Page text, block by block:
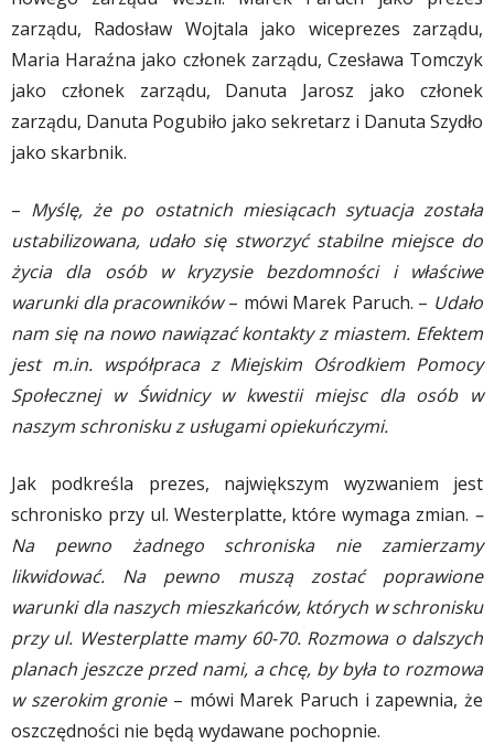
zarządu, Radosław Wojtala jako wiceprezes zarządu,
Maria Haraźna jako członek zarządu, Czesława Tomczyk
jako członek zarządu, Danuta Jarosz jako członek
zarządu, Danuta Pogubiło jako sekretarz i Danuta Szydło
jako skarbnik.
– Myślę, że po ostatnich miesiącach sytuacja została
ustabilizowana, udało się stworzyć stabilne miejsce do
życia dla osób w kryzysie bezdomności i właściwe
warunki dla pracowników– mówi Marek Paruch. – Udało
nam się na nowo nawiązać kontakty z miastem. Efektem
jest m.in. współpraca z Miejskim Ośrodkiem Pomocy
Społecznej w Świdnicy w kwestii miejsc dla osób w
naszym schronisku z usługami opiekuńczymi.
Jak podkreśla prezes, największym wyzwaniem jest
schronisko przy ul. Westerplatte, które wymaga zmian. –
Na pewno żadnego schroniska nie zamierzamy
likwidować. Na pewno muszą zostać poprawione
warunki dla naszych mieszkańców, których w schronisku
przy ul. Westerplatte mamy 60-70. Rozmowa o dalszych
planach jeszcze przed nami, a chcę, by była to rozmowa
w szerokim gronie– mówi Marek Paruch i zapewnia, że
oszczędności nie będą wydawane pochopnie.